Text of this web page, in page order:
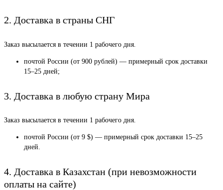
2. Доставка в страны СНГ
Заказ высылается в течении 1 рабочего дня.
почтой России (от 900 рублей) — примерный срок доставки
15–25 дней;
3. Доставка в любую страну Мира
Заказ высылается в течении 1 рабочего дня.
почтой России (от 9 $) — примерный срок доставки 15–25
дней.
4. Доставка в Казахстан (при невозможности
оплаты на сайте)